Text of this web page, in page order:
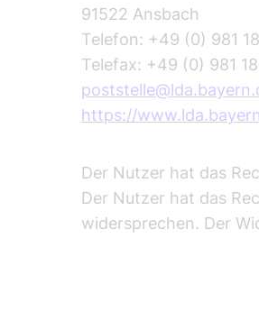
91522 Ansbach
Telefon: +49 (0) 981
Telefax: +49 (0) 981
https://
Der Nutzer hat das
Der Nutzer hat das
widersprechen. Der